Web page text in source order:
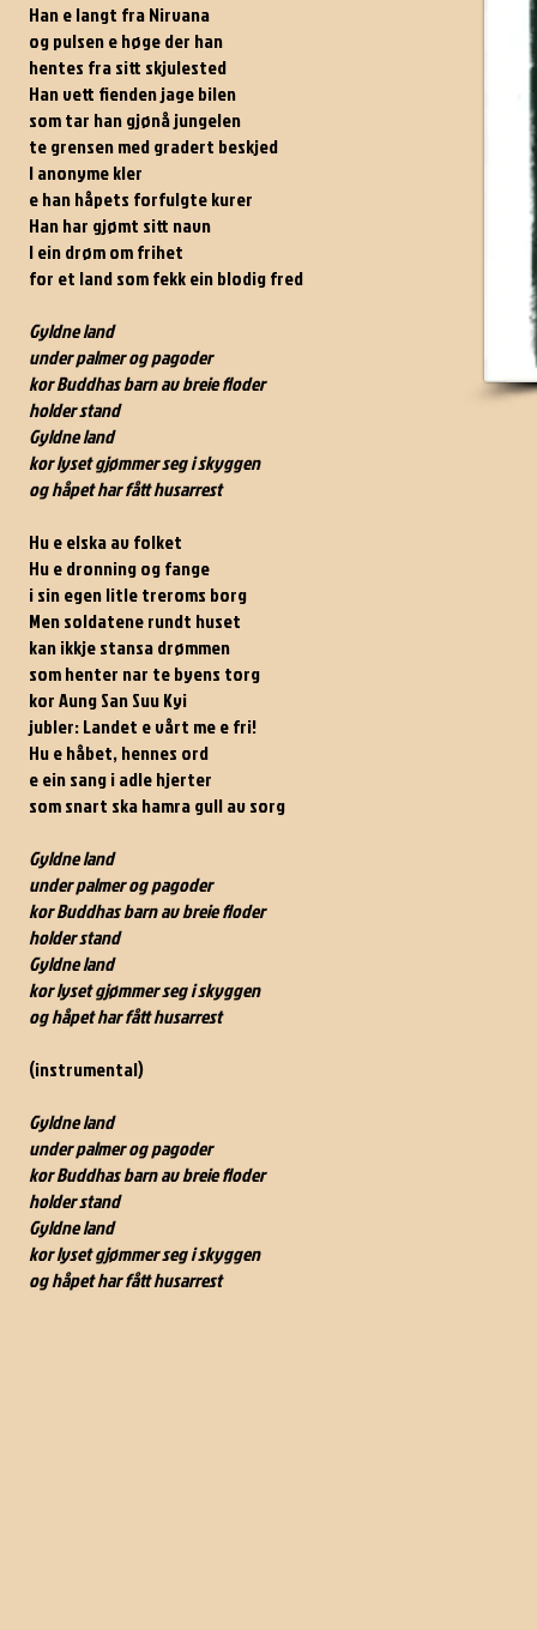
Han e langt fra Nirvana
og pulsen e høge der han
hentes fra sitt skjulested
Han vett fienden jage bilen
som tar han gjønå jungelen
te grensen med gradert beskjed
I anonyme kler
e han håpets forfulgte kurer
Han har gjømt sitt navn
I ein drøm om frihet
for et land som fekk ein blodig fred
Gyldne land
under palmer og pagoder
kor Buddhas barn av breie floder
holder stand
Gyldne land
kor lyset gjømmer seg i skyggen
og håpet har fått husarrest
Hu e elska av folket
Hu e dronning og fange
i sin egen litle treroms borg
Men soldatene rundt huset
kan ikkje stansa drømmen
som henter nar te byens torg
kor Aung San Suu Kyi
jubler: Landet e vårt me e fri!
Hu e håbet, hennes ord
e ein sang i adle hjerter
som snart ska hamra gull av sorg
Gyldne land
under palmer og pagoder
kor Buddhas barn av breie floder
holder stand
Gyldne land
kor lyset gjømmer seg i skyggen
og håpet har fått husarrest
(instrumental)
Gyldne land
under palmer og pagoder
kor Buddhas barn av breie floder
holder stand
Gyldne land
kor lyset gjømmer seg i skyggen
og håpet har fått husarrest